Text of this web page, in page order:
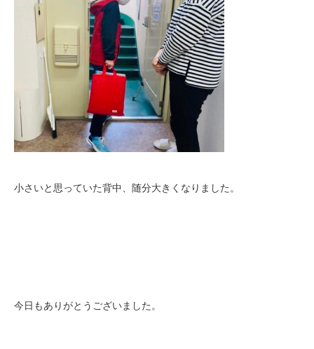
小さいと思っていた背中、随分大きくなりました。
今日もありがとうございました。